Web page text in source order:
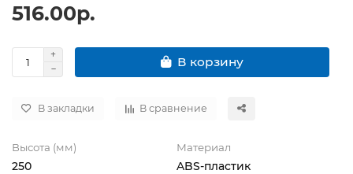
516.00р.
В корзину
В закладки В сравнение
Высота (мм)
250
Материал
ABS-пластик